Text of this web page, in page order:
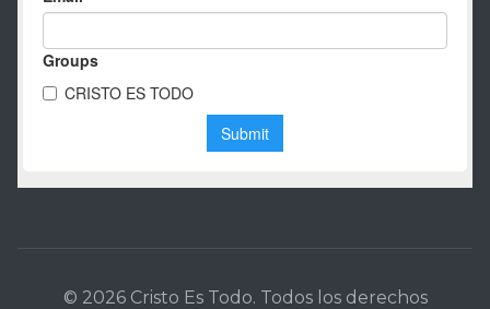
© 2026 Cristo Es Todo. Todos los derechos